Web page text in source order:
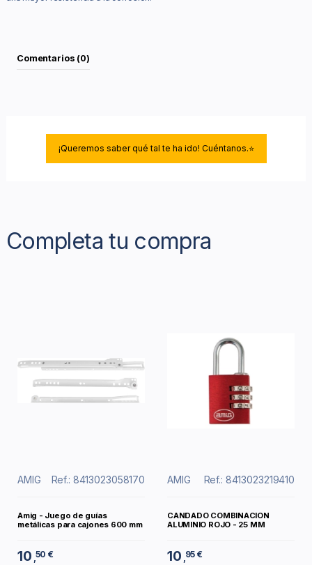
Comentarios (0)
¡Queremos saber qué tal te ha ido! Cuéntanos.⭐
Completa tu compra
AMIG Ref.: 8413023058170
Amig - Juego de guías
metálicas para cajones 600 mm
10 ,50 €
AMIG Ref.: 8413023219410
CANDADO COMBINACION
ALUMINIO ROJO - 25 MM
10 95 €